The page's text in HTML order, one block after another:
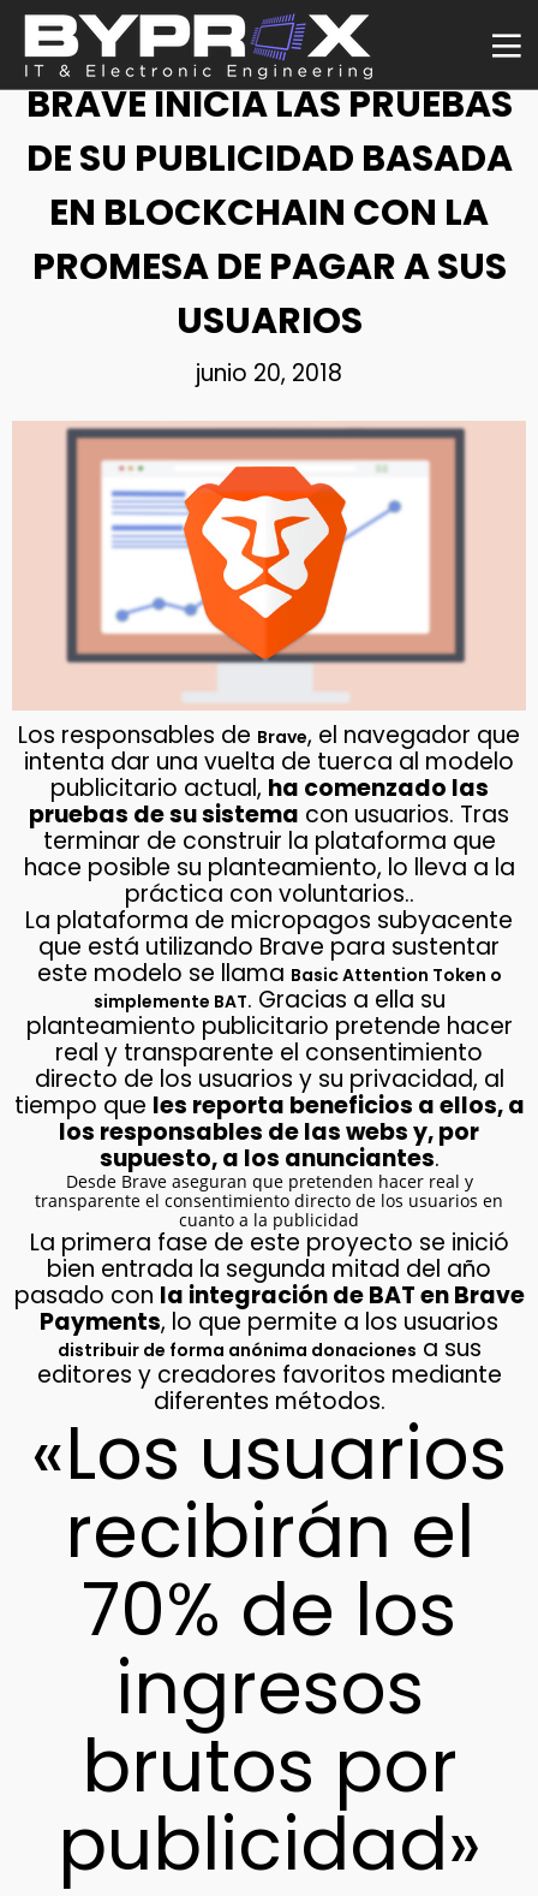
NOTICIA
BRAVE INICIA LAS PRUEBAS
DE SU PUBLICIDAD BASADA
EN BLOCKCHAIN CON LA
PROMESA DE PAGAR A SUS
USUARIOS
junio 20, 2018
Los responsables de Brave, el navegador que
intenta dar una vuelta de tuerca al modelo
publicitario actual, ha comenzado las
pruebas de su sistema con usuarios. Tras
terminar de construir la plataforma que
hace posible su planteamiento, lo lleva a la
práctica con voluntarios..
La plataforma de micropagos subyacente
que está utilizando Brave para sustentar
este modelo se llama Basic Attention Token o
simplemente BAT. Gracias a ella su
planteamiento publicitario pretende hacer
real y transparente el consentimiento
directo de los usuarios y su privacidad, al
tiempo que les reporta beneficios a ellos, a
los responsables de las webs y, por
supuesto, a los anunciantes.
Desde Brave aseguran que pretenden hacer real y
transparente el consentimiento directo de los usuarios en
cuanto a la publicidad
La primera fase de este proyecto se inició
bien entrada la segunda mitad del año
pasado con la integración de BAT en Brave
Payments, lo que permite a los usuarios
distribuir de forma anónima donaciones a sus
editores y creadores favoritos mediante
diferentes métodos.
«Los usuarios
recibirán el
70% de los
ingresos
brutos por
publicidad»